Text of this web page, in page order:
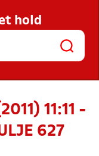
OG
hold
11:11 -
627